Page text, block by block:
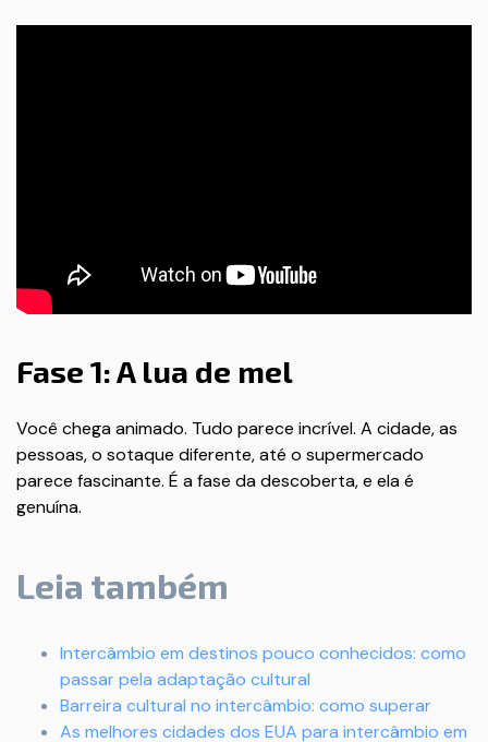
Fase 1: A lua de mel
Você chega animado. Tudo parece incrível. A cidade, as
pessoas, o sotaque diferente, até o supermercado
parece fascinante. É a fase da descoberta, e ela é
genuína.
Leia também
Intercâmbio em destinos pouco conhecidos: como
passar pela adaptação cultural
Barreira cultural no intercâmbio: como superar
As melhores cidades dos EUA para intercâmbio em